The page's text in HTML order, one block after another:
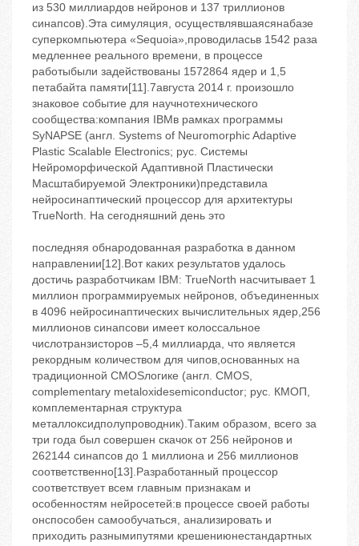
из 530 миллиардов нейронов и 137 триллионов
синапсов).Эта симуляция, осуществлявшаясянабазе
суперкомпьютера «Sequoia»,проводиласьв 1542 раза
медленнее реального времени, в процессе
работыбыли задействованы 1572864 ядер и 1,5
петабайта памяти[11].7августа 2014 г. произошло
знаковое событие для научнотехнического
сообщества:компания IBMв рамках программы
SyNAPSE (англ. Systems of Neuromorphic Adaptive
Plastic Scalable Electronics; рус. Системы
Нейроморфической Адаптивной Пластически
Масштабируемой Электроники)представила
нейросинаптический процессор для архитектуры
TrueNorth. На сегодняшний день это
последняя обнародованная разработка в данном
направлении[12].Вот каких результатов удалось
достичь разработчикам IBM: TrueNorth насчитывает 1
миллион программируемых нейронов, объединенных
в 4096 нейросинаптических вычислительных ядер,256
миллионов синапсови имеет колоссальное
числотранзисторов –5,4 миллиарда, что является
рекордным количеством для чипов,основанных на
традиционной CMOSлогике (англ. CMOS,
complementary metaloxidesemiconductor; рус. КМОП,
комплементарная структура
металлоксидполупроводник).Таким образом, всего за
три года был совершен скачок от 256 нейронов и
262144 синапсов до 1 миллиона и 256 миллионов
соответственно[13].Разработанный процессор
соответствует всем главным признакам и
особенностям нейросетей:в процессе своей работы
онспособен самообучаться, анализировать и
приходить разнымипутями крешениюнестандартных